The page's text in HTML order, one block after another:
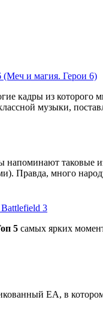
(Меч и магия. Герои 6)
кадры из которого
музыки,
таковые
Правда, много
Battlefield 3
5 самых ярких
EA, в